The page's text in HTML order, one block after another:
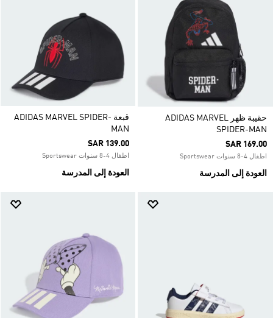
حقيبة ظهر ADIDAS MARVEL
SPIDER-MAN
SAR 169.00
اطفال 4-8 سنوات Sportswear
العودة إلى المدرسة
قبعة ADIDAS MARVEL SPIDER-
MAN
SAR 139.00
اطفال 4-8 سنوات Sportswear
العودة إلى المدرسة